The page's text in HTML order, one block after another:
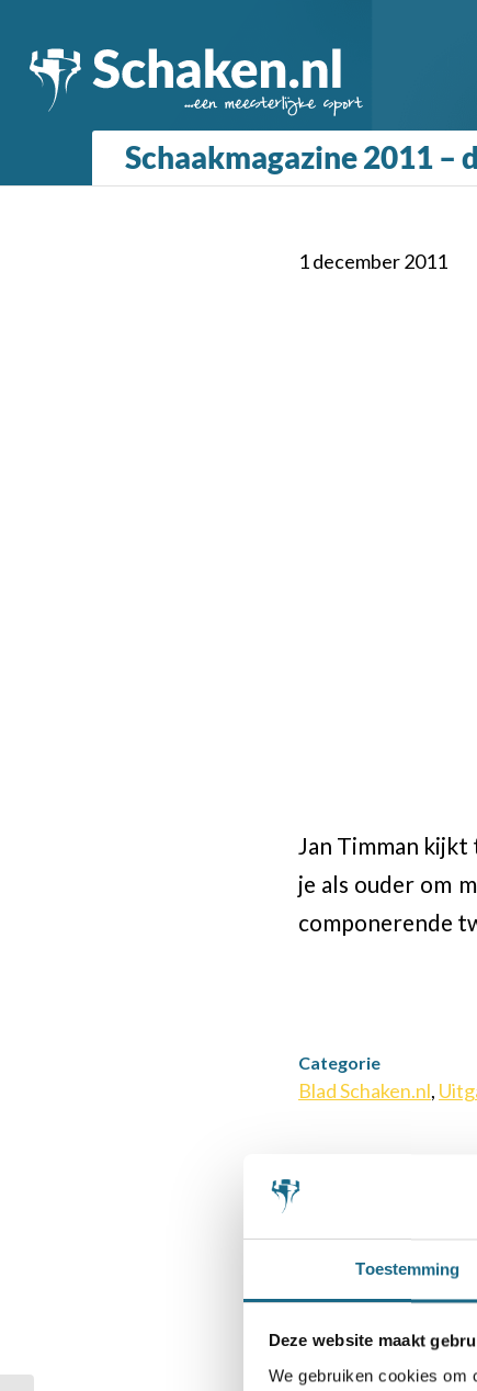
Toestemming
Deze website maakt
We gebruiken cookies om
Schaakmagazine 2011 –
1 december 2011
Jan Timman
je als ouder om
componerende
Categorie
Blad Schaken.nl,